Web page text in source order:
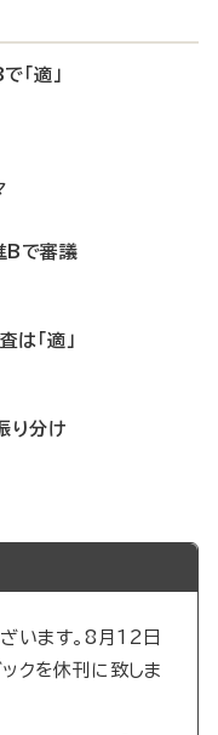
「適」
Bで審議
「適」
り分け
います。8月12日
クを休刊に致しま